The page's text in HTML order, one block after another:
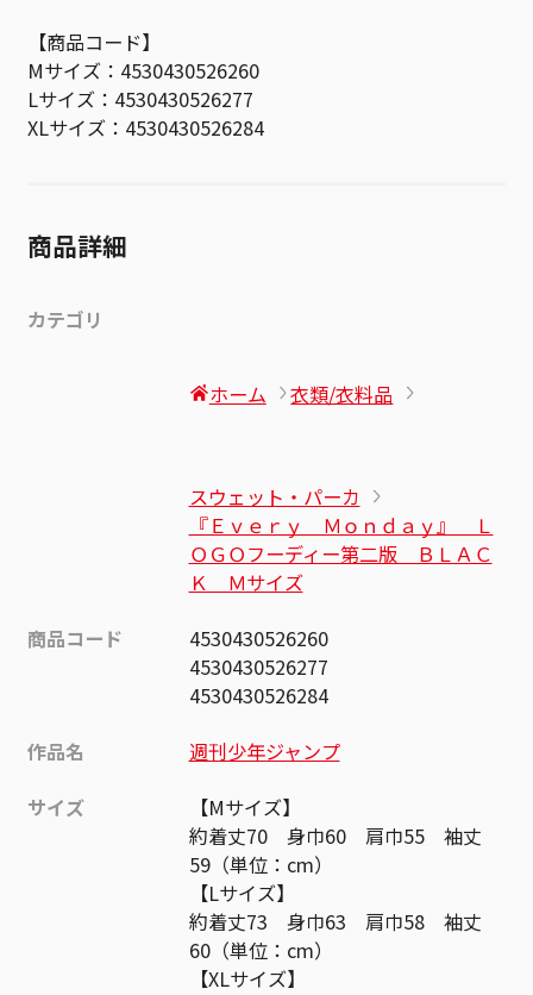
【商品コード】
Mサイズ：4530430526260
Lサイズ：4530430526277
XLサイズ：4530430526284
商品詳細
カテゴリ
ホーム 衣類/衣料品
スウェット・パーカ
『Ｅｖｅｒｙ Ｍｏｎｄａｙ』＿Ｌ
ＯＧＯフーディー第二版＿ＢＬＡＣ
Ｋ Ｍサイズ
商品コード
4530430526260
4530430526277
4530430526284
作品名
週刊少年ジャンプ
サイズ
【Mサイズ】
約着丈70 身巾60 肩巾55 袖丈
59（単位：cm）
【Lサイズ】
約着丈73 身巾63 肩巾58 袖丈
60（単位：cm）
【XLサイズ】